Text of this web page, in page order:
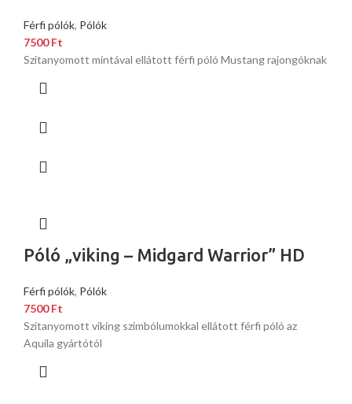
Férfi pólók, Pólók
7500Ft
Szitanyomott mintával ellátott férfi póló Mustang rajongóknak
Póló „viking – Midgard Warrior” HD
Férfi pólók, Pólók
7500Ft
Szitanyomott viking szimbólumokkal ellátott férfi póló az
Aquila gyártótól